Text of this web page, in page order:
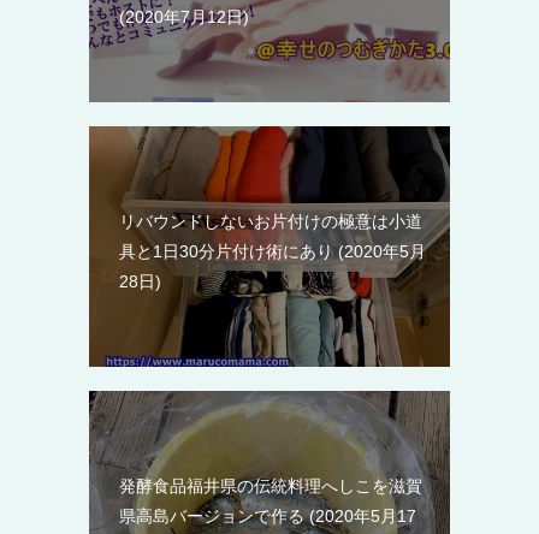
2020年7月12日
リバウンドしないお片付けの極意は小道
具と1日30分片付け術にあり 2020年5月
28日
発酵食品福井県の伝統料理へしこを滋賀
県高島バージョンで作る 2020年5月17